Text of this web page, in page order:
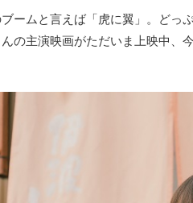
ームと言えば「虎に翼」。どっ
の主演映画がただいま上映中、